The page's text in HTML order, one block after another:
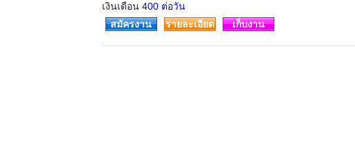
เงินเดือน 400 ต่อวัน
สมัครงาน รายละเอียด เก็บงาน